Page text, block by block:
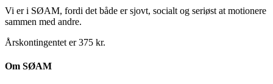
Vi er i SØAM, fordi det både er sjovt, socialt og seriøst at motionere
sammen med andre.
Årskontingentet er 375 kr.
Om SØAM